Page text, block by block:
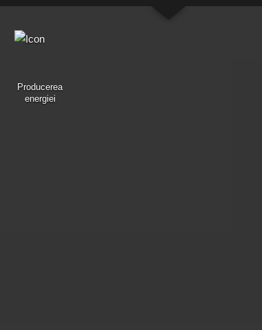
Producerea
energiei